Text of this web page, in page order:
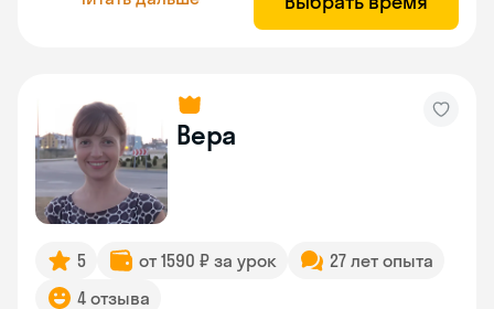
Вера
5 от 1590 ₽ за урок
27 лет опыта
4 отзыва